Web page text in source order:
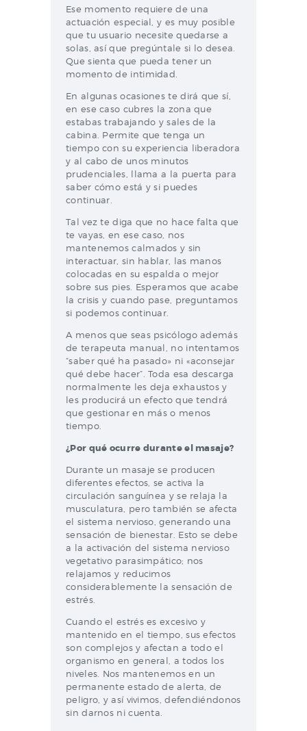
Ese momento requiere de una
actuación especial, y es muy posible
que tu usuario necesite quedarse a
solas, así que pregúntale si lo desea.
Que sienta que pueda tener un
momento de intimidad.
En algunas ocasiones te dirá que sí,
en ese caso cubres la zona que
estabas trabajando y sales de la
cabina. Permite que tenga un
tiempo con su experiencia liberadora
y al cabo de unos minutos
prudenciales, llama a la puerta para
saber cómo está y si puedes
continuar.
Tal vez te diga que no hace falta que
te vayas, en ese caso, nos
mantenemos calmados y sin
interactuar, sin hablar, las manos
colocadas en su espalda o mejor
sobre sus pies. Esperamos que acabe
la crisis y cuando pase, preguntamos
si podemos continuar.
A menos que seas psicólogo además
de terapeuta manual, no intentamos
“saber qué ha pasado» ni «aconsejar
qué debe hacer”. Toda esa descarga
normalmente les deja exhaustos y
les producirá un efecto que tendrá
que gestionar en más o menos
tiempo.
¿Por qué ocurre durante el masaje?
Durante un masaje se producen
diferentes efectos, se activa la
circulación sanguínea y se relaja la
musculatura, pero también se afecta
el sistema nervioso, generando una
sensación de bienestar. Esto se debe
a la activación del sistema nervioso
vegetativo parasimpático; nos
relajamos y reducimos
considerablemente la sensación de
estrés.
Cuando el estrés es excesivo y
mantenido en el tiempo, sus efectos
son complejos y afectan a todo el
organismo en general, a todos los
niveles. Nos mantenemos en un
permanente estado de alerta, de
peligro, y así vivimos, defendiéndonos
sin darnos ni cuenta.